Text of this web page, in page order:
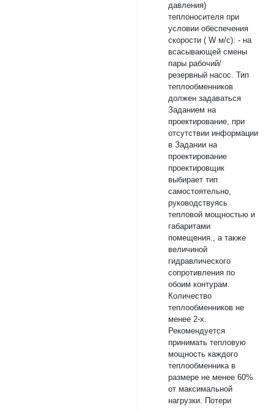
давления)
теплоносителя при
условии обеспечения
скорости ( W м/с): - на
всасывающей смены
пары рабочий/
резервный насос. Тип
теплообменников
должен задаваться
Заданием на
проектирование, при
отсутствии информации
в Задании на
проектирование
проектировщик
выбирает тип
самостоятельно,
руководствуясь
тепловой мощностью и
габаритами
помещения., а также
величиной
гидравлического
сопротивления по
обоим контурам.
Количество
теплообменников не
менее 2-х.
Рекомендуется
принимать тепловую
мощность каждого
теплообменника в
размере не менее 60%
от максимальной
нагрузки. Потери